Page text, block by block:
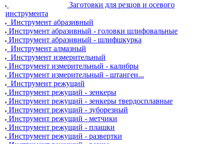
Заготовки для резцов и осевого
инструмента
Инструмент абразивный
Инструмент абразивный - головки шлифовальные
Инструмент абразивный - шлифшкурка
Инструмент алмазный
Инструмент измерительный
Инструмент измерительный - калибры
Инструмент измерительный - штанген...
Инструмент режущий
Инструмент режущий - зенкеры
Инструмент режущий - зенкеры твердосплавные
Инструмент режущий - зуборезный
Инструмент режущий - метчики
Инструмент режущий - плашки
Инструмент режущий - развертки